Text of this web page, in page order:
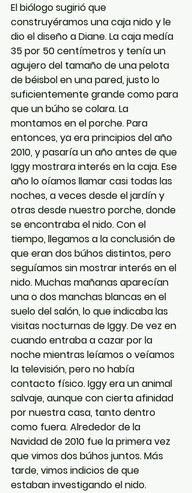
El biólogo sugirió que
construyéramos una caja nido y le
dio el diseño a Diane. La caja medía
35 por 50 centímetros y tenía un
agujero del tamaño de una pelota
de béisbol en una pared, justo lo
suficientemente grande como para
que un búho se colara. La
montamos en el porche. Para
entonces, ya era principios del año
2010, y pasaría un año antes de que
Iggy mostrara interés en la caja. Ese
año lo oíamos llamar casi todas las
noches, a veces desde el jardín y
otras desde nuestro porche, donde
se encontraba el nido. Con el
tiempo, llegamos a la conclusión de
que eran dos búhos distintos, pero
seguíamos sin mostrar interés en el
nido. Muchas mañanas aparecían
una o dos manchas blancas en el
suelo del salón, lo que indicaba las
visitas nocturnas de Iggy. De vez en
cuando entraba a cazar por la
noche mientras leíamos o veíamos
la televisión, pero no había
contacto físico. Iggy era un animal
salvaje, aunque con cierta afinidad
por nuestra casa, tanto dentro
como fuera. Alrededor de la
Navidad de 2010 fue la primera vez
que vimos dos búhos juntos. Más
tarde, vimos indicios de que
estaban investigando el nido.